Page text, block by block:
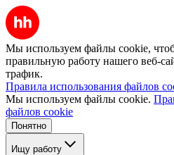
Мы используем файлы cookie,
правильную работу нашего веб-
трафик.
Правила использования файлов
Мы используем файлы cookie.
файлов cookie
Понятно
Ищу работу